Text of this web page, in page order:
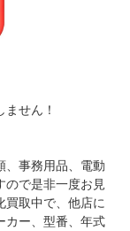
せん！
、事務用品、電動
ので是非一度お見
買取中で、他店に
カー、型番、年式